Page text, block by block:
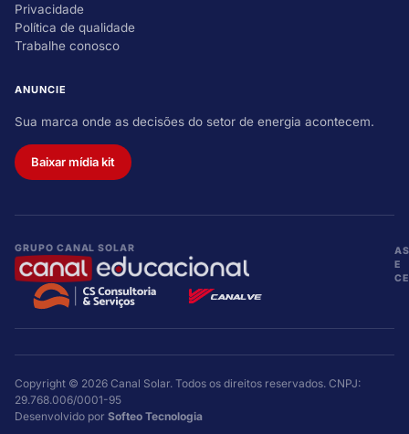
Privacidade
Política de qualidade
Trabalhe conosco
ANUNCIE
Sua marca onde as decisões do setor de energia acontecem.
Baixar mídia kit
GRUPO CANAL SOLAR
E
Copyright © 2026 Canal Solar. Todos os direitos reservados. CNPJ:
29.768.006/0001-95
Desenvolvido por Softeo Tecnologia